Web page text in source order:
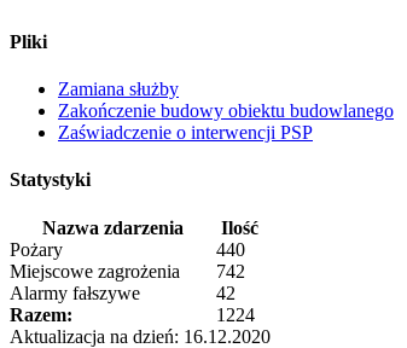
Pliki
Zamiana służby
Zakończenie budowy obiektu budowlanego
Zaświadczenie o interwencji PSP
Statystyki
Nazwa zdarzenia
Ilość
Pożary
440
Miejscowe zagrożenia
742
Alarmy fałszywe
42
Razem:
1224
Aktualizacja na dzień: 16.12.2020